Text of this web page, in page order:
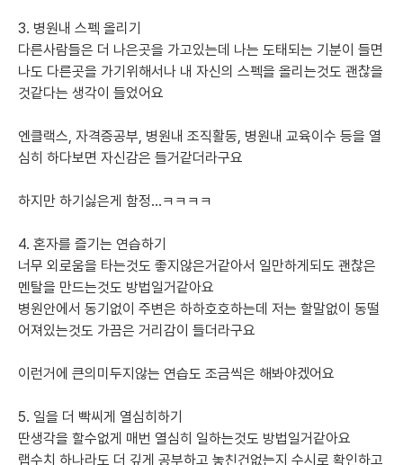
3. 병원내 스펙 올리기
다른사람들은 더 나은곳을 가고있는데 나는 도태되는 기분이 들면
나도 다른곳을 가기위해서나 내 자신의 스펙을 올리는것도 괜찮을
것같다는 생각이 들었어요
엔클랙스, 자격증공부, 병원내 조직활동, 병원내 교육이수 등을 열
심히 하다보면 자신감은 들거같더라구요
하지만 하기싫은게 함정...ㅋㅋㅋㅋ
4. 혼자를 즐기는 연습하기
너무 외로움을 타는것도 좋지않은거같아서 일만하게되도 괜찮은
멘탈을 만드는것도 방법일거같아요
병원안에서 동기없이 주변은 하하호호하는데 저는 할말없이 동떨
어져있는것도 가끔은 거리감이 들더라구요
이런거에 큰의미두지않는 연습도 조금씩은 해봐야겠어요
5. 일을 더 빡씨게 열심히하기
딴생각을 할수없게 매번 열심히 일하는것도 방법일거같아요
랩수치 하나라도 더 깊게 공부하고 놓친건없는지 수시로 확인하고